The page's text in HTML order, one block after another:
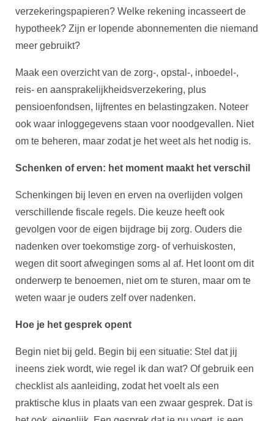
verzekeringspapieren? Welke rekening incasseert de
hypotheek? Zijn er lopende abonnementen die niemand
meer gebruikt?
Maak een overzicht van de zorg-, opstal-, inboedel-,
reis- en aansprakelijkheidsverzekering, plus
pensioenfondsen, lijfrentes en belastingzaken. Noteer
ook waar inloggegevens staan voor noodgevallen. Niet
om te beheren, maar zodat je het weet als het nodig is.
Schenken of erven: het moment maakt het verschil
Schenkingen bij leven en erven na overlijden volgen
verschillende fiscale regels. Die keuze heeft ook
gevolgen voor de eigen bijdrage bij zorg. Ouders die
nadenken over toekomstige zorg- of verhuiskosten,
wegen dit soort afwegingen soms al af. Het loont om dit
onderwerp te benoemen, niet om te sturen, maar om te
weten waar je ouders zelf over nadenken.
Hoe je het gesprek opent
Begin niet bij geld. Begin bij een situatie: Stel dat jij
ineens ziek wordt, wie regel ik dan wat? Of gebruik een
checklist als aanleiding, zodat het voelt als een
praktische klus in plaats van een zwaar gesprek. Dat is